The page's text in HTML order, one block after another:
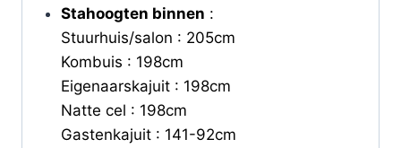
Stahoogten binnen :
Stuurhuis/salon : 205cm
Kombuis : 198cm
Eigenaarskajuit : 198cm
Natte cel : 198cm
Gastenkajuit : 141-92cm